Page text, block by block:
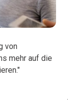
von
mehr auf die